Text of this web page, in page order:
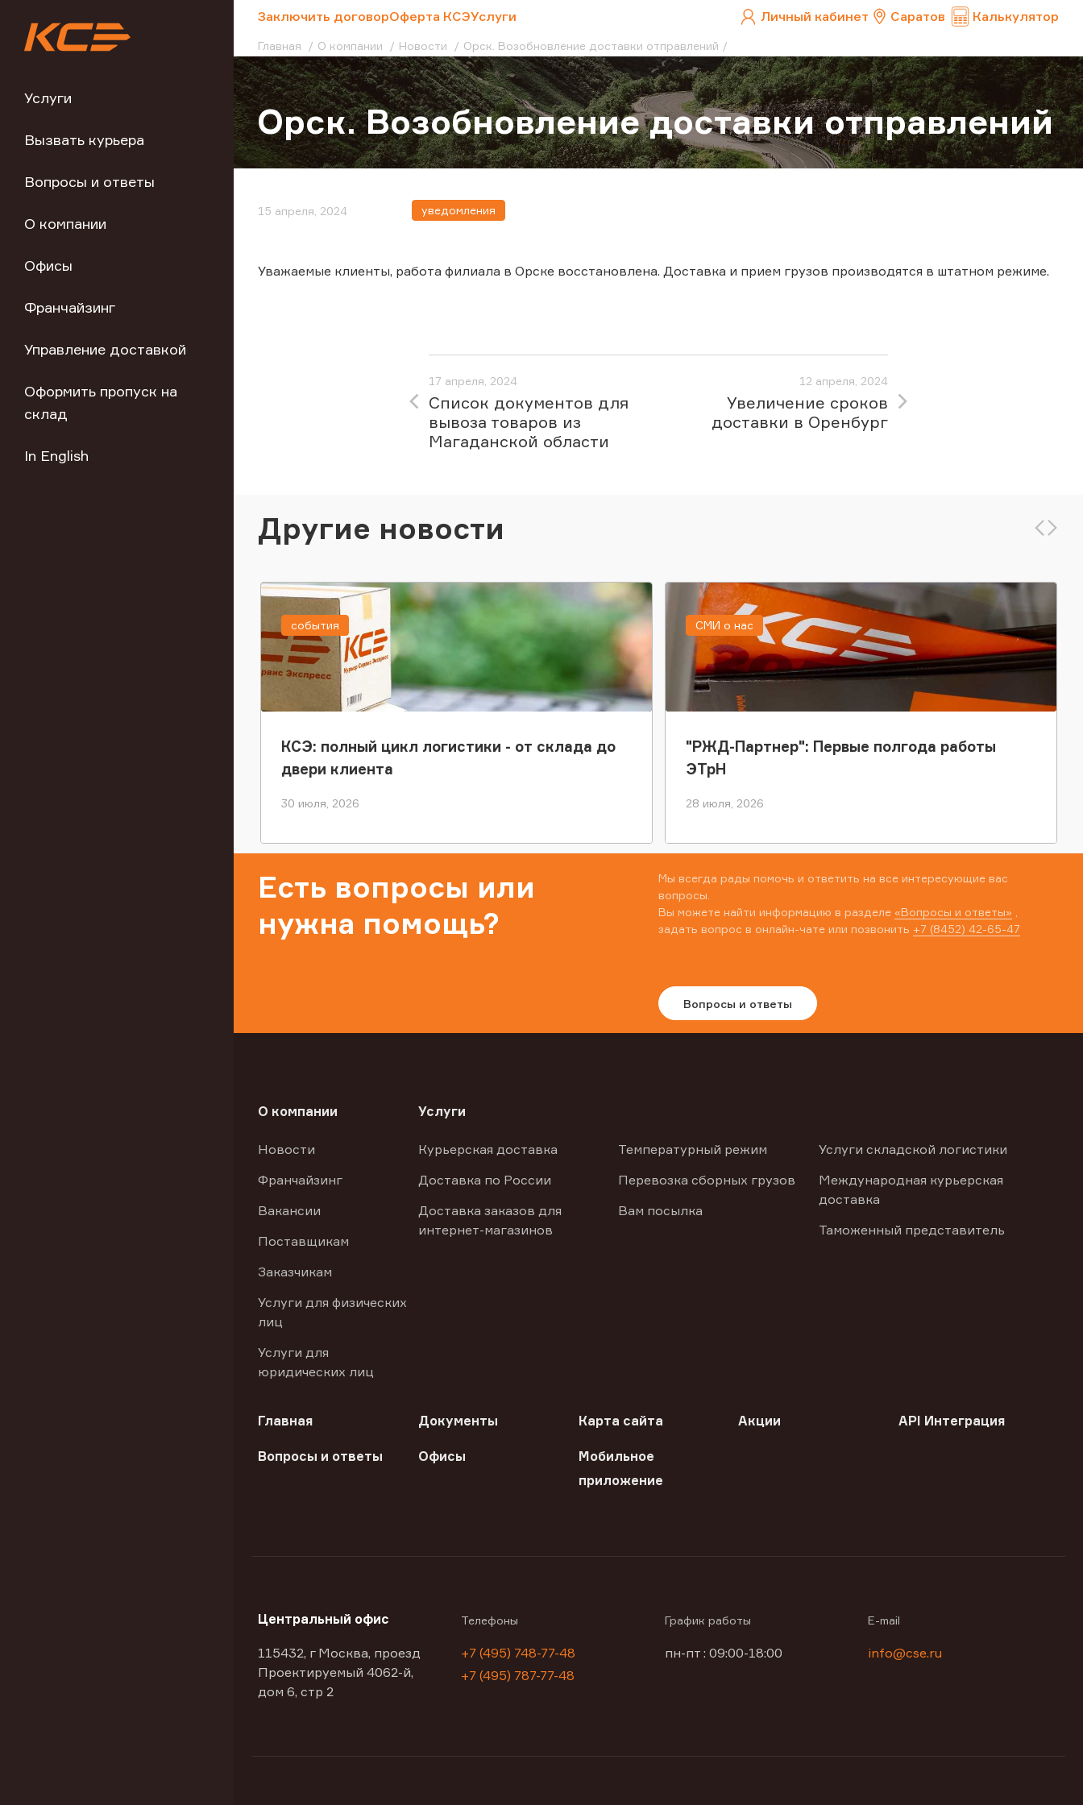
Услуги
Вызвать курьера
Вопросы и ответы
О компании
Офисы
Франчайзинг
Управление доставкой
Оформить пропуск на
склад
In English
Заключить договорОферта КСЭУслуги Личный кабинет Саратов Калькулятор
Главная О компании Новости Орск. Возобновление доставки отправлений
Орск. Возобновление доставки отправлений
15 апреля, 2024 уведомления
Уважаемые клиенты, работа филиала в Орске восстановлена. Доставка и прием грузов производятся в штатном режиме.
17 апреля, 2024
Список документов для
вывоза товаров из
Магаданской области
12 апреля, 2024
Увеличение сроков
доставки в Оренбург
Другие новости
КСЭ: полный цикл логистики - от склада до
двери клиента
30 июля, 2026
события
"РЖД-Партнер": Первые полгода работы
ЭТрН
28 июля, 2026
СМИ о нас
Есть вопросы или
нужна помощь?
Мы всегда рады помочь и ответить на все интересующие вас
вопросы.
Вы можете найти информацию в разделе «Вопросы и ответы»
задать вопрос в онлайн-чате или позвонить +7 (8452) 42-65-47
Вопросы и ответы
О компании
Новости
Франчайзинг
Вакансии
Поставщикам
Заказчикам
Услуги для физических
лиц
Услуги для
юридических лиц
Услуги
Курьерская доставка
Доставка по России
Доставка заказов для
интернет-магазинов
Температурный режим
Перевозка сборных грузов
Вам посылка
Услуги складской логистики
Международная курьерская
доставка
Таможенный представитель
Главная Документы Карта сайта Акции API Интеграция
Вопросы и ответы Офисы
Мобильное
приложение
Центральный офис
115432, г Москва, проезд
Проектируемый 4062-й,
дом 6, стр 2
Телефоны
+7 (495) 748-77-48
+7 (495) 787-77-48
График работы
пн-пт : 09:00-18:00
E-mail
info@cse.ru